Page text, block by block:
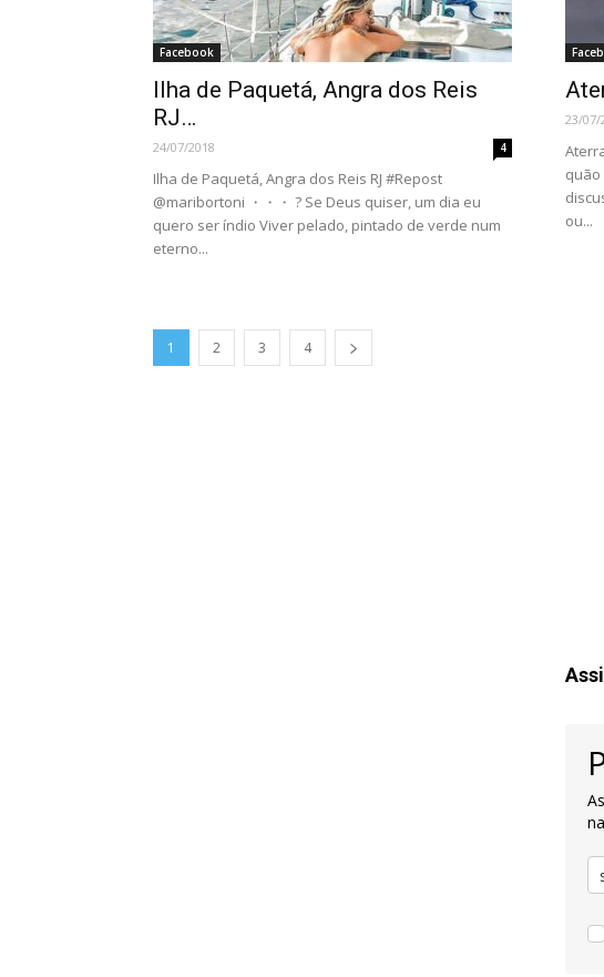
Facebook
Ilha de Paquetá, Angra dos Reis
RJ…
24/07/2018 4
Ilha de Paquetá, Angra dos Reis RJ #Repost
@maribortoni ・・・ ? Se Deus quiser, um dia eu
quero ser índio Viver pelado, pintado de verde num
eterno...
23/07/
ou...
1 2 3 4